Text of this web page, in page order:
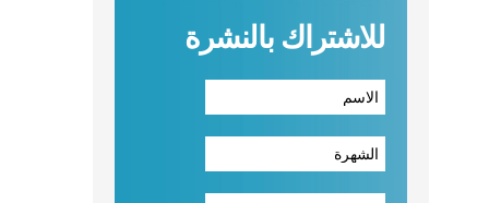
للاشتراك بالنشرة